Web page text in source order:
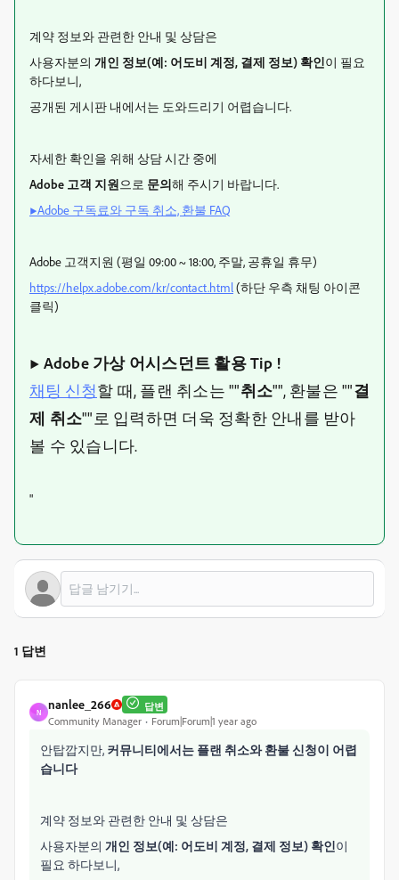
계약 정보와 관련한 안내 및 상담은
사용자분의 개인 정보(예: 어도비 계정, 결제 정보) 확인이 필요
하다보니,
공개된 게시판 내에서는 도와드리기 어렵습니다.
자세한 확인을 위해 상담 시간 중에
Adobe 고객 지원으로 문의해 주시기 바랍니다.
▶Adobe 구독료와 구독 취소, 환불 FAQ
Adobe 고객지원 (평일 09:00 ~ 18:00, 주말, 공휴일 휴무)
https://helpx.adobe.com/kr/contact.html(하단 우측 채팅 아이콘
클릭)
▶ Adobe 가상 어시스던트 활용 Tip !
채팅 신청할 때, 플랜 취소는 ""취소"", 환불은 ""결
제 취소""로 입력하면 더욱 정확한 안내를 받아
볼 수 있습니다.
"
1 답변
N
nanlee_266 답변
Community Manager Forum|Forum|1 year ago
안탑깝지만, 커뮤니티에서는 플랜 취소와 환불 신청이 어렵
습니다
계약 정보와 관련한 안내 및 상담은
사용자분의 개인 정보(예: 어도비 계정, 결제 정보) 확인이
필요 하다보니,